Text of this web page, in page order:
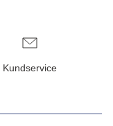
Kundservice